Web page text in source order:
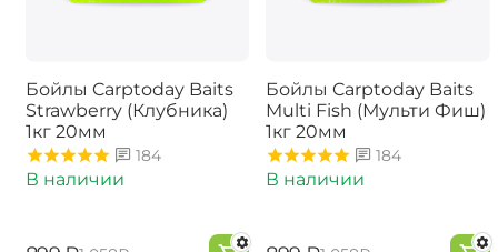
Бойлы Carptoday Baits
Strawberry (Клубника)
1кг 20мм
184
В наличии
Бойлы Carptoday Baits
Multi Fish (Мульти Фиш)
1кг 20мм
184
В наличии